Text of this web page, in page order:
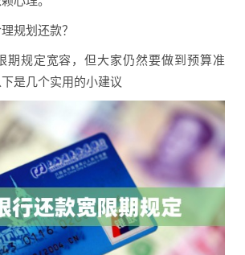
规划还款？
期规定宽容，但大家仍然要做到预算准
是几个实用的小建议